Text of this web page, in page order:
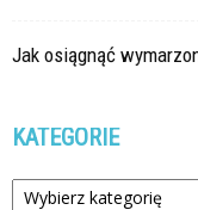
Jak osiągnąć
KATEGORIE
Kategorie